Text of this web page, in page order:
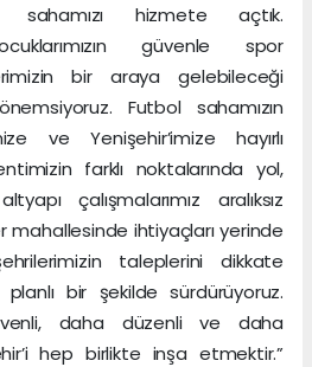
hizmete açtık.
güvenle spor
bir araya gelebileceği
Futbol sahamızın
ve Yenişehir’imize hayırlı
farklı noktalarında yol,
çalışmalarımız aralıksız
mahallesinde ihtiyaçları yerinde
taleplerini dikkate
planlı bir şekilde sürdürüyoruz.
daha düzenli ve daha
hep birlikte inşa etmektir.”